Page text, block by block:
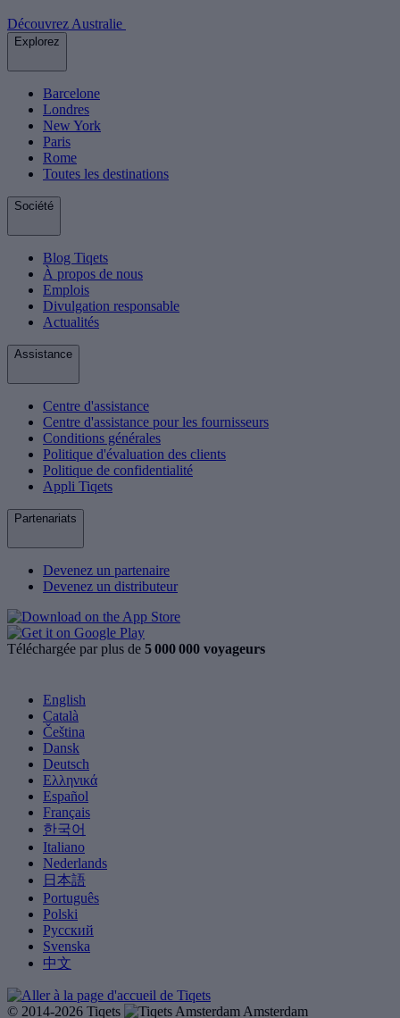
Découvrez Australie
Explorez
Barcelone
Londres
New York
Paris
Rome
Toutes les destinations
Société
Blog Tiqets
À propos de nous
Emplois
Divulgation responsable
Actualités
Assistance
Centre d'assistance
Centre d'assistance pour les fournisseurs
Conditions générales
Politique d'évaluation des clients
Politique de confidentialité
Appli Tiqets
Partenariats
Devenez un partenaire
Devenez un distributeur
Téléchargée par plus de 5 000 000 voyageurs
English
Català
Čeština
Dansk
Deutsch
Ελληνικά
Español
Français
한국어
Italiano
Nederlands
日本語
Português
Polski
Русский
Svenska
中文
© 2014-2026 Tiqets
Amsterdam